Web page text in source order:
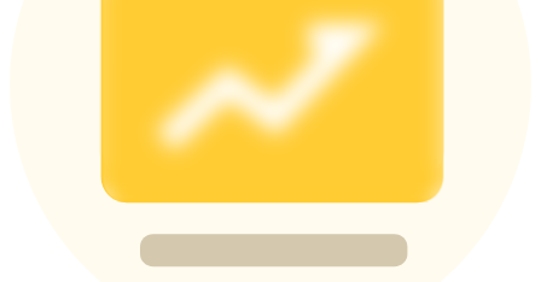
Register & Trade to Win 500,000 USDT
Precious Metals Trading Carnival